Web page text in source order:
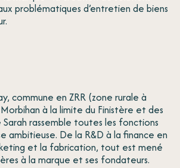
problématiques d’entretien de biens
commune en ZRR (zone rurale à
à la limite du Finistère et des
Sarah rassemble toutes les fonctions
De la R&D à la finance en
et la fabrication, tout est mené
à la marque et ses fondateurs.